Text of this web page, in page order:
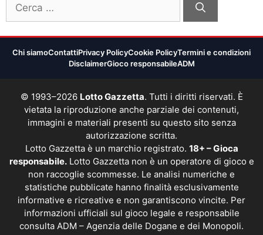
per:
Chi siamoContattiPrivacy PolicyCookie PolicyTermini e condizioni
DisclaimerGioco responsabileADM
© 1993–2026 Lotto Gazzetta. Tutti i diritti riservati. È
vietata la riproduzione anche parziale dei contenuti,
immagini e materiali presenti su questo sito senza
autorizzazione scritta.
Lotto Gazzetta è un marchio registrato. 18+ – Gioca
responsabile.Lotto Gazzetta non è un operatore di gioco e
non raccoglie scommesse. Le analisi numeriche e
statistiche pubblicate hanno finalità esclusivamente
informative e ricreative e non garantiscono vincite. Per
informazioni ufficiali sul gioco legale e responsabile
consulta ADM – Agenzia delle Dogane e dei Monopoli.